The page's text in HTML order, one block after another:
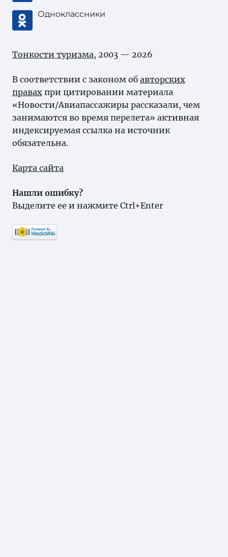
Одноклассники
Тонкости туризма, 2003 — 2026
В соответствии с законом об авторских
правах при цитировании материала
«Новости/Авиапассажиры рассказали, чем
занимаются во время перелета» активная
индексируемая ссылка на источник
обязательна.
Карта сайта
Нашли ошибку?
Выделите ее и нажмите Ctrl+Enter